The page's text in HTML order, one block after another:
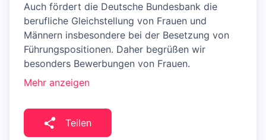
Auch fördert die Deutsche Bundesbank die
berufliche Gleichstellung von Frauen und
Männern insbesondere bei der Besetzung von
Führungspositionen. Daher begrüßen wir
besonders Bewerbungen von Frauen.
Mehr anzeigen
Teilen